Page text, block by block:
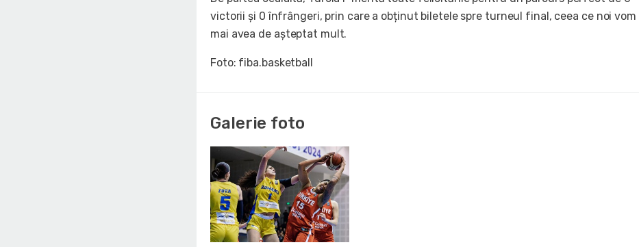
victorii și 0 înfrângeri, prin care a obținut biletele spre turneul final, ceea ce noi vom
mai avea de așteptat mult.
Foto: fiba.basketball
Galerie foto